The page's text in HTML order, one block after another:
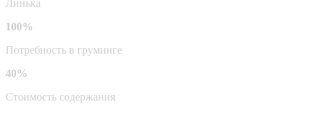
Линька
100%
Потребность в груминге
40%
Стоимость содержания